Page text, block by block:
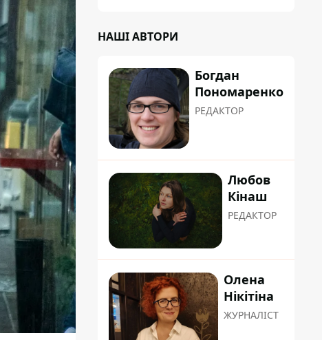
НАШІ АВТОРИ
Богдан
Пономаренко
РЕДАКТОР
Любов
Кінаш
РЕДАКТОР
Олена
Нікітіна
ЖУРНАЛІСТ